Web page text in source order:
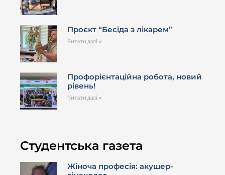
Проєкт “Бесіда з лікарем”
Читати далі »
Профорієнтаційна робота, новий
рівень!
Читати далі »
Студентська газета
Жіноча професія: акушер-